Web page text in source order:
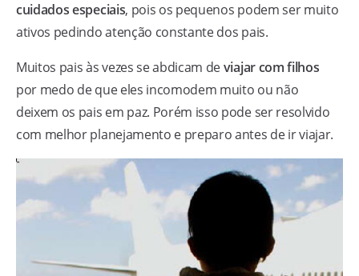
cuidados especiais, pois os pequenos podem ser muito
ativos pedindo atenção constante dos pais.
Muitos pais às vezes se abdicam deviajar com filhos
por medo de que eles incomodem muito ou não
deixem os pais em paz. Porém isso pode ser resolvido
com melhor planejamento e preparo antes de ir viajar.